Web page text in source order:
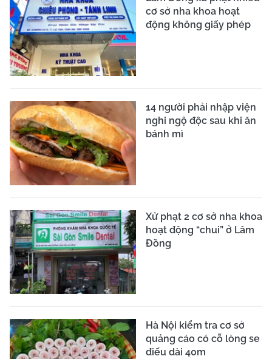
cơ sở nha khoa hoạt
động không giấy phép
14 người phải nhập viện
nghi ngộ độc sau khi ăn
bánh mì
Xử phạt 2 cơ sở nha khoa
hoạt động “chui” ở Lâm
Đồng
Hà Nội kiểm tra cơ sở
quảng cáo có cỗ lòng se
điếu dài 40m